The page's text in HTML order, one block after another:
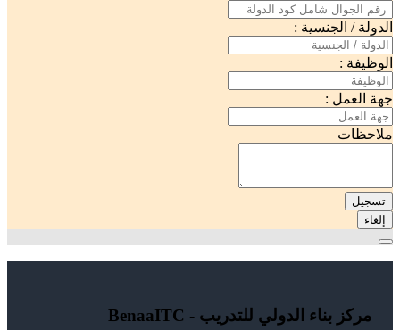
الدولة / الجنسية :
الوظيفة :
جهة العمل :
ملاحظات
تسجيل
إلغاء
مركز بناء الدولي للتدريب - BenaaITC